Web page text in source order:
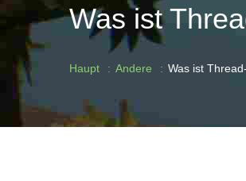
Was ist
Haupt Andere Was ist